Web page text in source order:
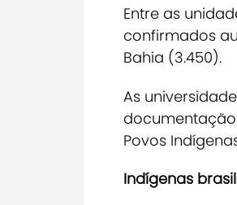
Entre as
confirmados
Bahia (3.450).
As
Povos
Indígenas